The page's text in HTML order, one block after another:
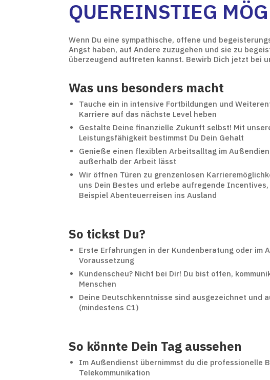
QUEREINSTIEG
Wenn Du eine sympathische, offene und
Angst haben, auf Andere zuzugehen und sie zu
überzeugend auftreten kannst. Bewirb Dich jetzt bei
Was uns besonders macht
Tauche ein in intensive Fortbildungen und
Karriere auf das nächste Level heben
Gestalte Deine finanzielle Zukunft selbst! Mit
Leistungsfähigkeit bestimmst Du Dein Gehalt
Genieße einen flexiblen Arbeitsalltag im
außerhalb der Arbeit lässt
Wir öffnen Türen zu grenzenlosen
uns Dein Bestes und erlebe aufregende
Beispiel Abenteuerreisen ins Ausland
So tickst Du?
Erste Erfahrungen in der Kundenberatung oder im
Voraussetzung
Kundenscheu? Nicht bei Dir! Du bist offen,
Menschen
Deine Deutschkenntnisse sind ausgezeichnet und
(mindestens C1)
So könnte Dein Tag aussehen
Im Außendienst übernimmst du die professionelle
Telekommunikation